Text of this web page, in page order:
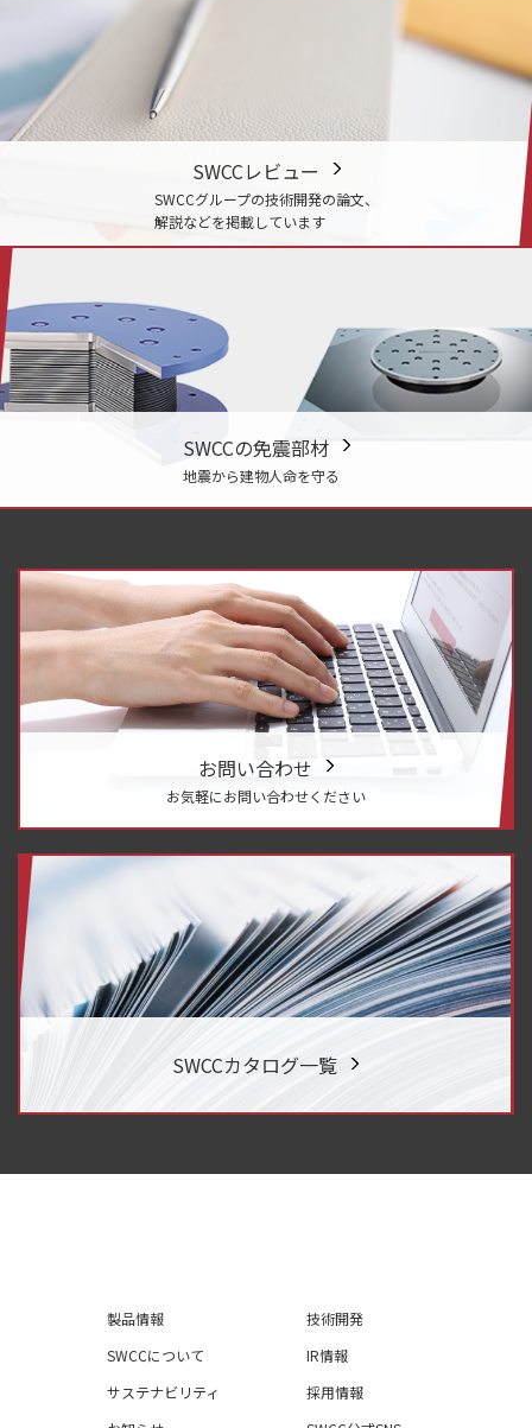
SWCCレビュー
SWCCグループの技術開発の論文、
解説などを掲載しています
SWCCの免震部材
地震から建物人命を守る
お問い合わせ
お気軽にお問い合わせください
SWCCカタログ一覧
製品情報
技術開発
SWCCについて
IR情報
サステナビリティ
採用情報